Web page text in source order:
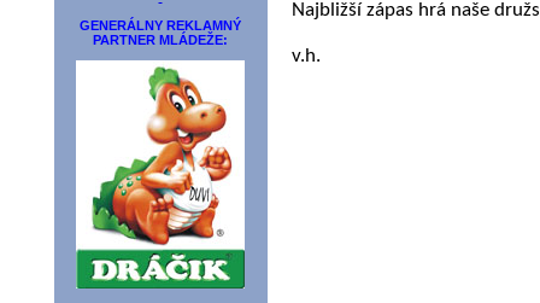
GENERÁLNY REKLAMNÝ
PARTNER MLÁDEŽE:
Najbližší zápas hrá naše
v.h.